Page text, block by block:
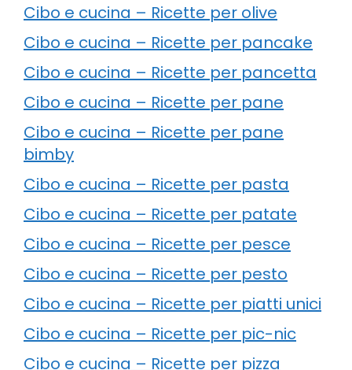
Cibo e cucina – Ricette per olive
Cibo e cucina – Ricette per pancake
Cibo e cucina – Ricette per pancetta
Cibo e cucina – Ricette per pane
Cibo e cucina – Ricette per pane
bimby
Cibo e cucina – Ricette per pasta
Cibo e cucina – Ricette per patate
Cibo e cucina – Ricette per pesce
Cibo e cucina – Ricette per pesto
Cibo e cucina – Ricette per piatti unici
Cibo e cucina – Ricette per pic-nic
Cibo e cucina – Ricette per pizza